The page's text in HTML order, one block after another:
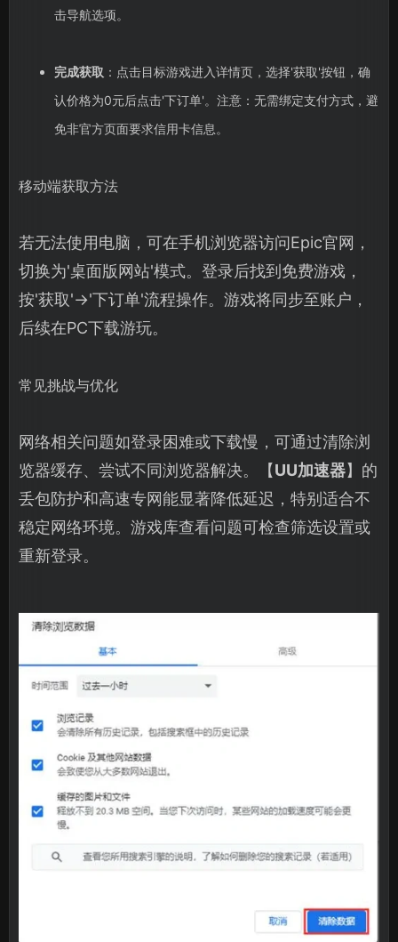
击导航选项。
完成获取 ：点击目标游戏进入详情页，选择'获取'按钮，确
认价格为0元后点击'下订单'。注意：无需绑定支付方式，避
免非官方页面要求信用卡信息。
移动端获取方法
若无法使用电脑，可在手机浏览器访问Epic官网，
切换为'桌面版网站'模式。登录后找到免费游戏，
按'获取'→'下订单'流程操作。游戏将同步至账户，
后续在PC下载游玩。
常见挑战与优化
网络相关问题如登录困难或下载慢，可通过清除浏
览器缓存、尝试不同浏览器解决。【UU加速器】的
丢包防护和高速专网能显著降低延迟，特别适合不
稳定网络环境。游戏库查看问题可检查筛选设置或
重新登录。